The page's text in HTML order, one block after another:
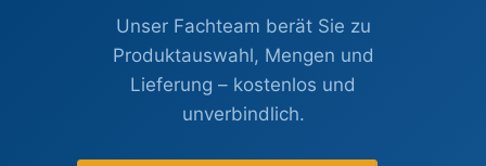
Unser Fachteam berät Sie zu
Produktauswahl, Mengen und
Lieferung – kostenlos und
unverbindlich.